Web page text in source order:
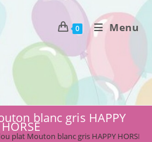
0 Menu
blanc gris HAPPY
HORSE
plat Mouton blanc gris HAPPY HORSE